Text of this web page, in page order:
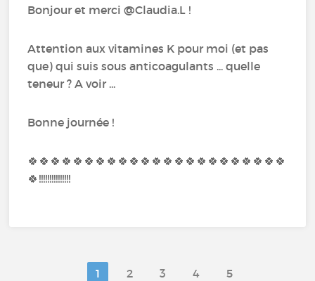
Bonjour et merci @Claudia.L !
Attention aux vitamines K pour moi (et pas
que) qui suis sous anticoagulants ... quelle
teneur ? A voir ...
Bonne journée !
🍀 🍀 🍀 🍀 🍀 🍀 🍀 🍀 🍀 🍀 🍀 🍀 🍀 🍀 🍀 🍀 🍀 🍀 🍀 🍀 🍀 🍀 🍀
🍀 !!!!!!!!!!!!!!!
1 2 3 4 5